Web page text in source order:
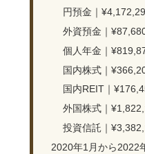
円預金｜
外資預金｜
個人年金｜
国内株式｜
国内REIT｜
外国株式｜
投資信託｜
2020年1月から2022